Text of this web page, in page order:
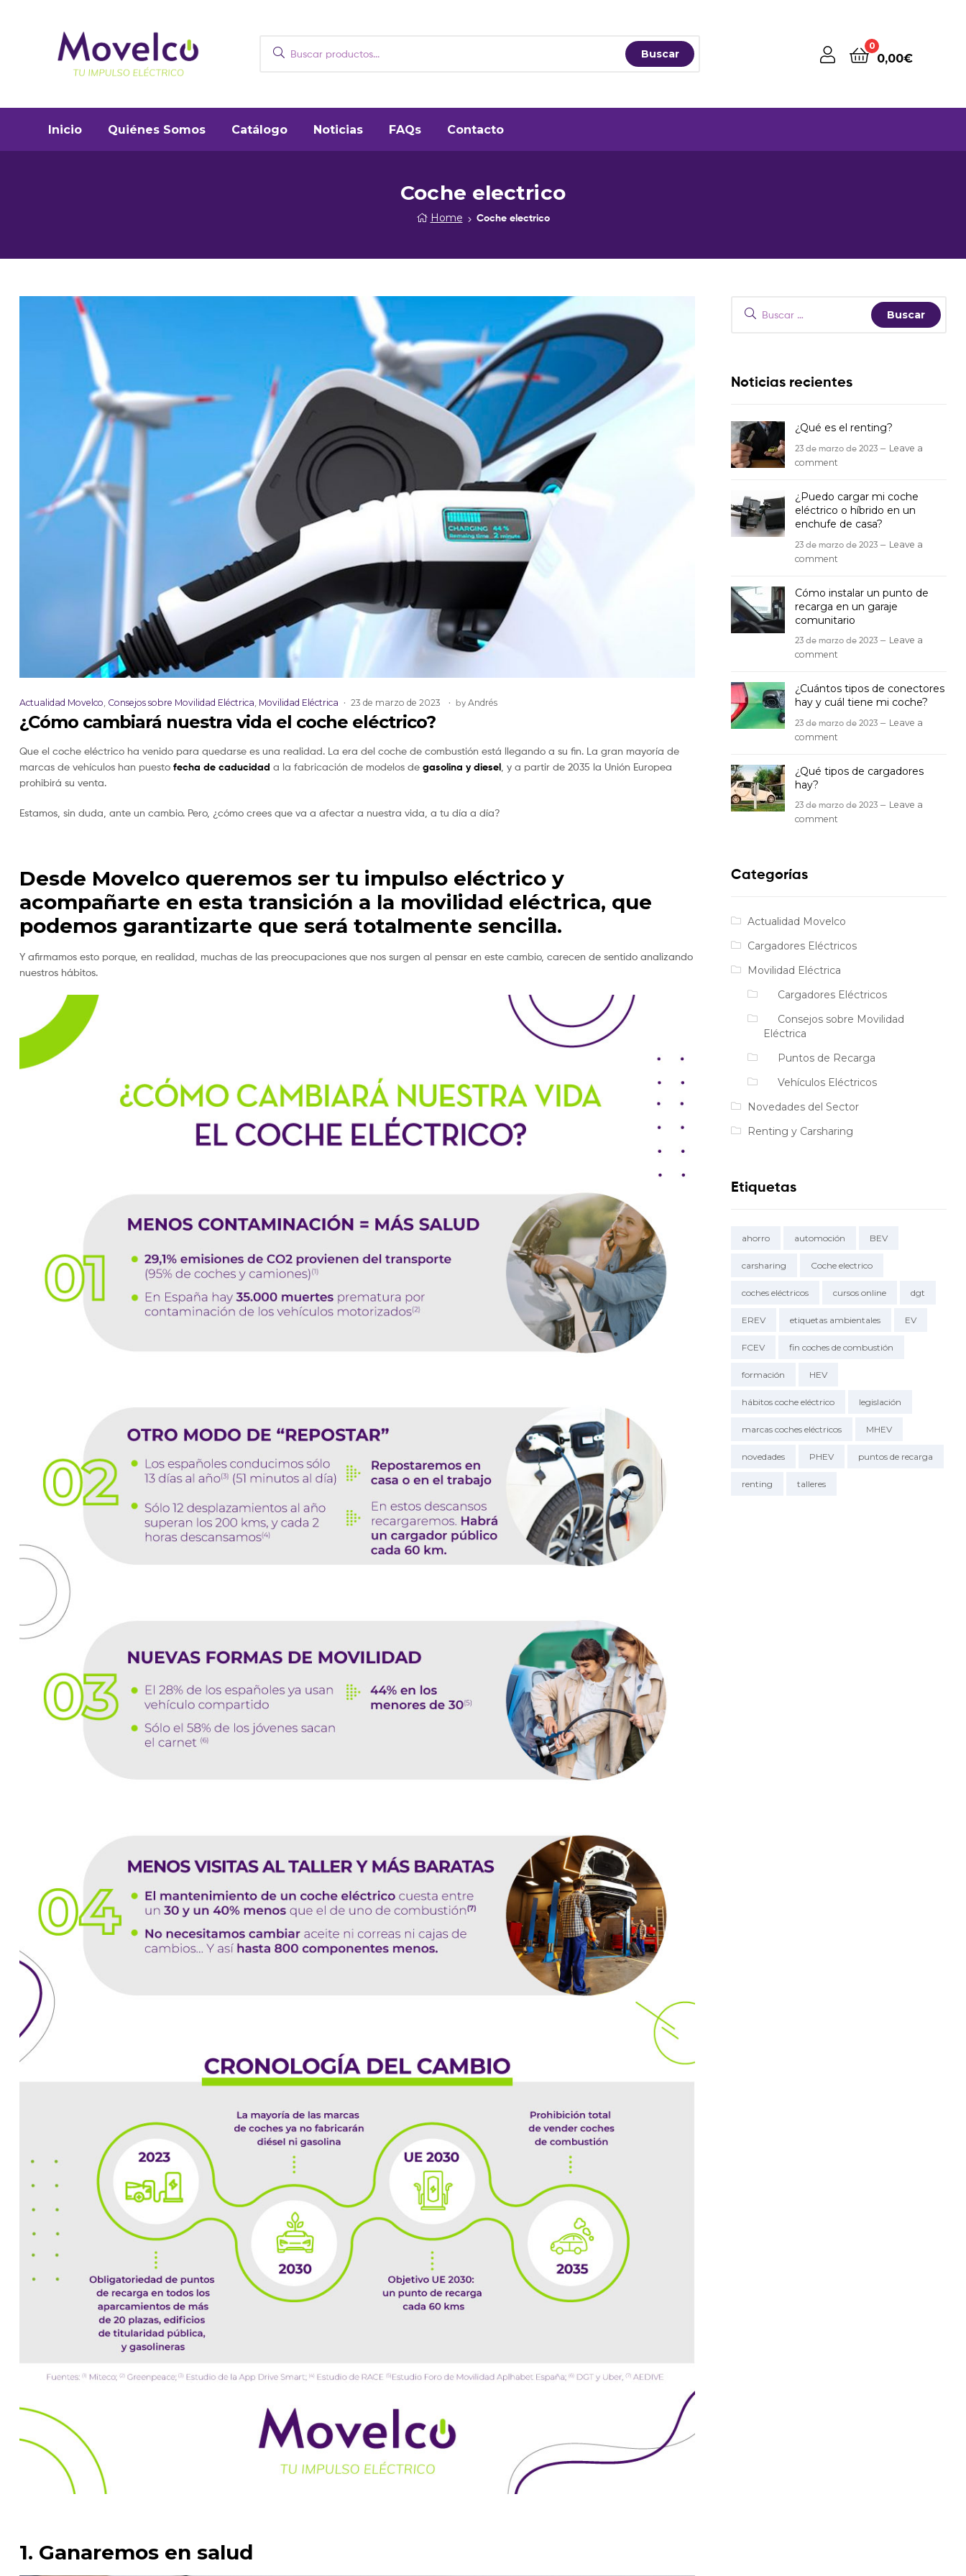
de
Buscar
0
0,00€
Inicio Quiénes Somos Catálogo Noticias FAQs Contacto
Coche electrico
Home Coche electrico
Actualidad Movelco Consejos sobre Movilidad Eléctrica Movilidad Eléctrica 23 de marzo de 2023 by Andrés
¿Cómo cambiará nuestra vida el coche eléctrico?
Que el coche eléctrico ha venido para quedarse es una realidad. La era del coche de combustión está llegando a su fin. La gran mayoría de
marcas de vehículos han puesto fecha de caducidad a la fabricación de modelos de gasolina y diesel , y a partir de 2035 la Unión Europea
prohibirá su venta.
Estamos, sin duda, ante un cambio. Pero, ¿cómo crees que va a afectar a nuestra vida, a tu día a día?
Desde Movelco queremos ser tu impulso eléctrico y
acompañarte en esta transición a la movilidad eléctrica, que
podemos garantizarte que será totalmente sencilla.
Y afirmamos esto porque, en realidad, muchas de las preocupaciones que nos surgen al pensar en este cambio, carecen de sentido analizando
nuestros hábitos.
1. Ganaremos en salud
Noticias recientes
¿Qué es el renting?
23 de marzo de 2023 — Leave a
comment
¿Puedo cargar mi coche
eléctrico o híbrido en un
enchufe de casa?
23 de marzo de 2023 — Leave a
comment
Cómo instalar un punto de
recarga en un garaje
comunitario
23 de marzo de 2023 — Leave a
comment
¿Cuántos tipos de conectores
hay y cuál tiene mi coche?
23 de marzo de 2023 — Leave a
comment
¿Qué tipos de cargadores
hay?
23 de marzo de 2023 — Leave a
comment
Categorías
Actualidad Movelco
Cargadores Eléctricos
Movilidad Eléctrica
Cargadores Eléctricos
Consejos sobre Movilidad
Eléctrica
Puntos de Recarga
Vehículos Eléctricos
Novedades del Sector
Renting y Carsharing
Etiquetas
ahorro automoción BEV
carsharing Coche electrico
coches eléctricos cursos online dgt
EREV etiquetas ambientales EV
FCEV fin coches de combustión
formación HEV
hábitos coche eléctrico legislación
marcas coches eléctricos MHEV
novedades PHEV puntos de recarga
renting talleres